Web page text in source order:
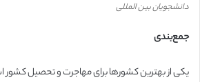
دانشجویان بین المللی
جمع‌بندی
یکی از بهترین کشورها برای مهاجرت و تحصیل کشور